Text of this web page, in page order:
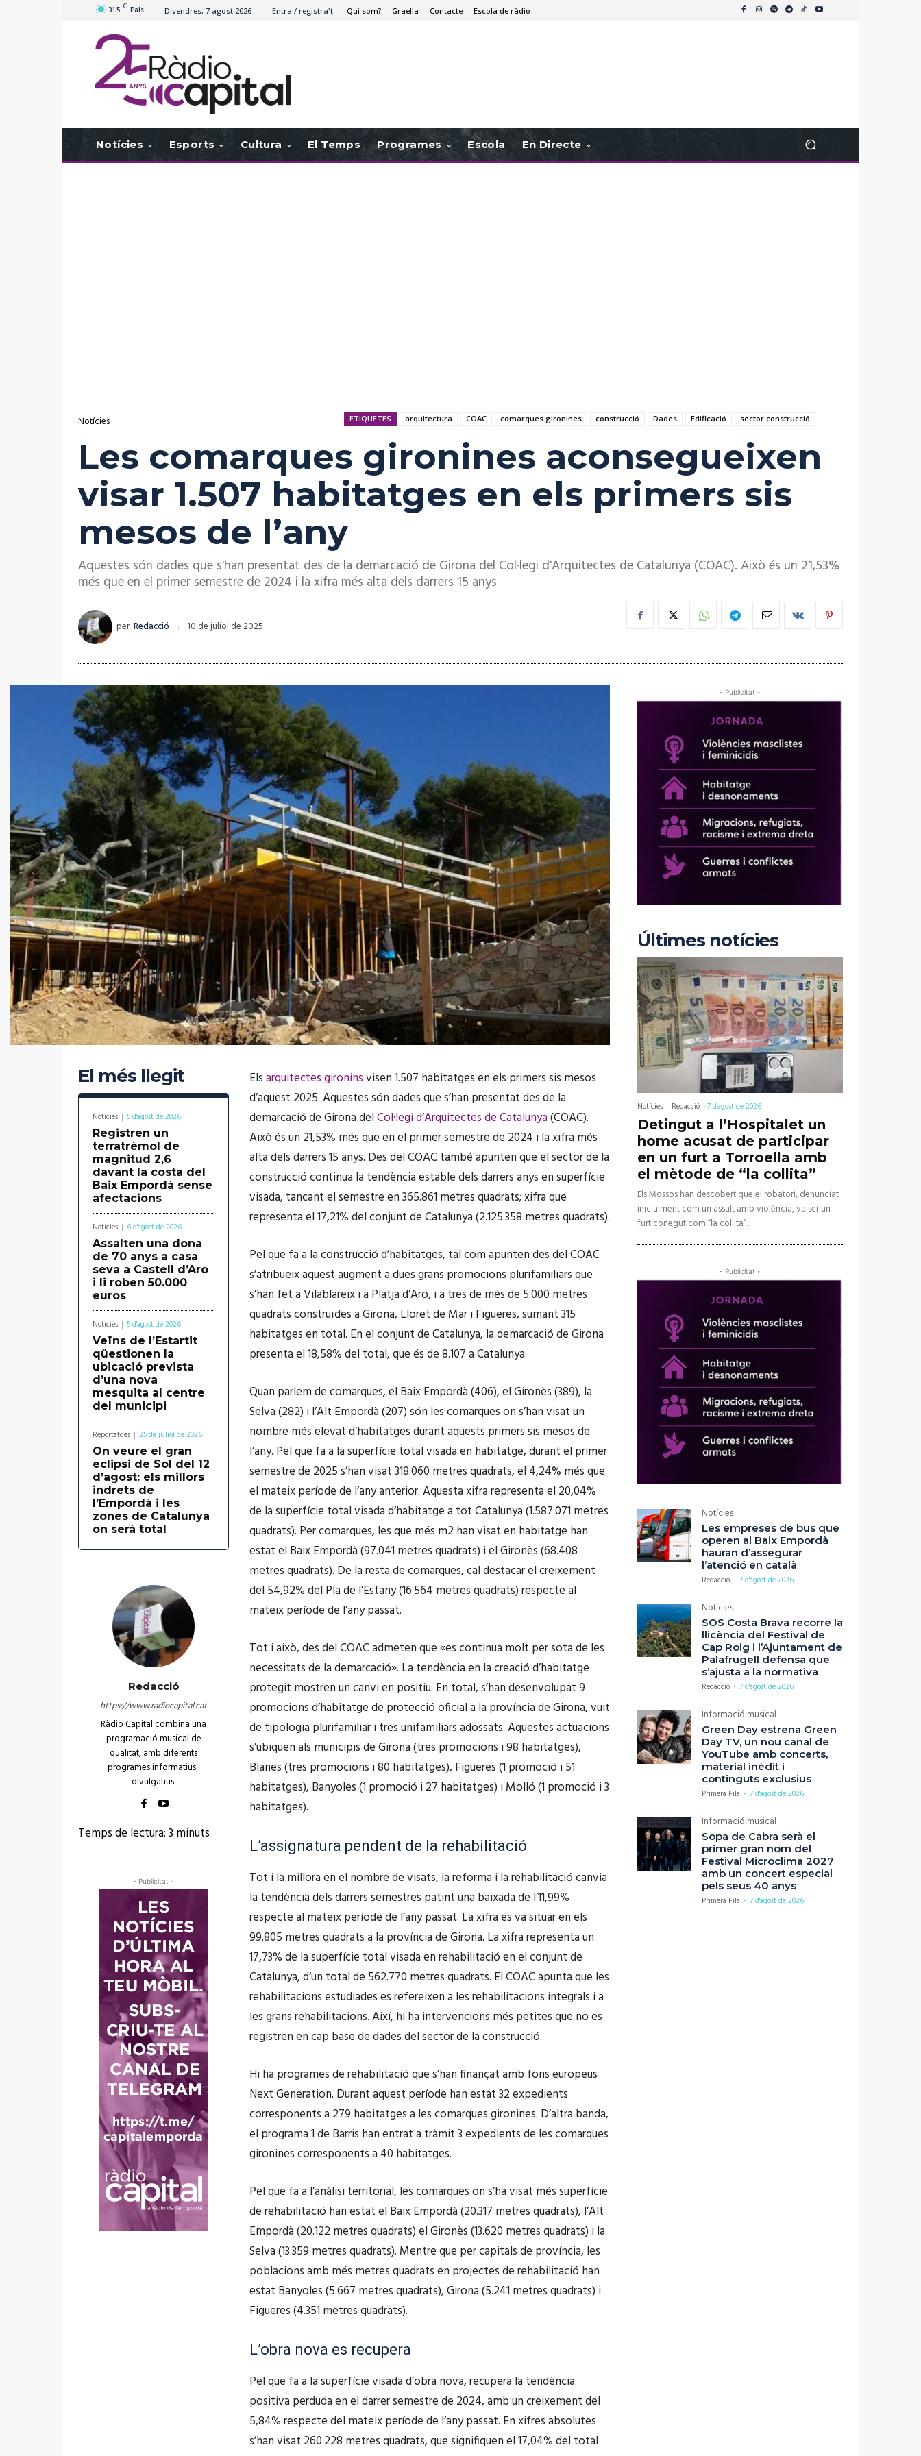
31.5 C Pals Divendres, 7 agost 2026 Entra / registra't Qui som? Graella Contacte Escola de ràdio
Notícies Esports Cultura El Temps Programes Escola En Directe
Notícies ETIQUETES arquitectura COAC comarques gironines construcció Dades Edificació sector construcció
Les comarques gironines aconsegueixen
visar 1.507 habitatges en els primers sis
mesos de l’any
Aquestes són dades que s'han presentat des de la demarcació de Girona del Col·legi d'Arquitectes de Catalunya (COAC). Això és un 21,53%
més que en el primer semestre de 2024 i la xifra més alta dels darrers 15 anys
per Redacció 10 de juliol de 2025
El més llegit
Notícies 5 d'agost de 2026
Registren un
terratrèmol de
magnitud 2,6
davant la costa del
Baix Empordà sense
afectacions
Notícies 6 d'agost de 2026
Assalten una dona
de 70 anys a casa
seva a Castell d’Aro
i li roben 50.000
euros
Notícies 5 d'agost de 2026
Veïns de l’Estartit
qüestionen la
ubicació prevista
d’una nova
mesquita al centre
del municipi
Reportatges 25 de juliol de 2026
On veure el gran
eclipsi de Sol del 12
d’agost: els millors
indrets de
l’Empordà i les
zones de Catalunya
on serà total
Redacció
https://www.radiocapital.cat
Ràdio Capital combina una
programació musical de
qualitat, amb diferents
programes informatius i
divulgatius.
Temps de lectura:3 minuts
- Publicitat -
Elsarquitectes gironinsvisen 1.507 habitatges en els primers sis mesos
d’aquest 2025. Aquestes són dades que s’han presentat des de la
demarcació de Girona delCol·legi d’Arquitectes de Catalunya(COAC).
Això és un 21,53% més que en el primer semestre de 2024 i la xifra més
alta dels darrers 15 anys. Des del COAC també apunten que el sector de la
construcció continua la tendència estable dels darrers anys en superfície
visada, tancant el semestre en 365.861 metres quadrats; xifra que
representa el 17,21% del conjunt de Catalunya (2.125.358 metres quadrats).
Pel que fa a la construcció d’habitatges, tal com apunten des del COAC
s’atribueix aquest augment a dues grans promocions plurifamiliars que
s’han fet a Vilablareix i a Platja d’Aro, i a tres de més de 5.000 metres
quadrats construïdes a Girona, Lloret de Mar i Figueres, sumant 315
habitatges en total. En el conjunt de Catalunya, la demarcació de Girona
presenta el 18,58% del total, que és de 8.107 a Catalunya.
Quan parlem de comarques, el Baix Empordà (406), el Gironès (389), la
Selva (282) i l’Alt Empordà (207) són les comarques on s’han visat un
nombre més elevat d’habitatges durant aquests primers sis mesos de
l’any. Pel que fa a la superfície total visada en habitatge, durant el primer
semestre de 2025 s’han visat 318.060 metres quadrats, el 4,24% més que
el mateix període de l’any anterior. Aquesta xifra representa el 20,04%
de la superfície total visada d’habitatge a tot Catalunya (1.587.071 metres
quadrats). Per comarques, les que més m2 han visat en habitatge han
estat el Baix Empordà (97.041 metres quadrats) i el Gironès (68.408
metres quadrats). De la resta de comarques, cal destacar el creixement
del 54,92% del Pla de l’Estany (16.564 metres quadrats) respecte al
mateix període de l’any passat.
Tot i això, des del COAC admeten que «es continua molt per sota de les
necessitats de la demarcació». La tendència en la creació d’habitatge
protegit mostren un canvi en positiu. En total, s’han desenvolupat 9
promocions d’habitatge de protecció oficial a la província de Girona, vuit
de tipologia plurifamiliar i tres unifamiliars adossats. Aquestes actuacions
s’ubiquen als municipis de Girona (tres promocions i 98 habitatges),
Blanes (tres promocions i 80 habitatges), Figueres (1 promoció i 51
habitatges), Banyoles (1 promoció i 27 habitatges) i Molló (1 promoció i 3
habitatges).
L’assignatura pendent de la rehabilitació
Tot i la millora en el nombre de visats, la reforma i la rehabilitació canvia
la tendència dels darrers semestres patint una baixada de l’11,99%
respecte al mateix període de l’any passat. La xifra es va situar en els
99.805 metres quadrats a la província de Girona. La xifra representa un
17,73% de la superfície total visada en rehabilitació en el conjunt de
Catalunya, d’un total de 562.770 metres quadrats. El COAC apunta que les
rehabilitacions estudiades es refereixen a les rehabilitacions integrals i a
les grans rehabilitacions. Així, hi ha intervencions més petites que no es
registren en cap base de dades del sector de la construcció.
Hi ha programes de rehabilitació que s’han finançat amb fons europeus
Next Generation. Durant aquest període han estat 32 expedients
corresponents a 279 habitatges a les comarques gironines. D’altra banda,
el programa 1 de Barris han entrat a tràmit 3 expedients de les comarques
gironines corresponents a 40 habitatges.
Pel que fa a l’anàlisi territorial, les comarques on s’ha visat més superfície
de rehabilitació han estat el Baix Empordà (20.317 metres quadrats), l’Alt
Empordà (20.122 metres quadrats) el Gironès (13.620 metres quadrats) i la
Selva (13.359 metres quadrats). Mentre que per capitals de província, les
poblacions amb més metres quadrats en projectes de rehabilitació han
estat Banyoles (5.667 metres quadrats), Girona (5.241 metres quadrats) i
Figueres (4.351 metres quadrats).
L’obra nova es recupera
Pel que fa a la superfície visada d’obra nova, recupera la tendència
positiva perduda en el darrer semestre de 2024, amb un creixement del
5,84% respecte del mateix període de l’any passat. En xifres absolutes
s’han visat 260.228 metres quadrats, que signifiquen el 17,04% del total
- Publicitat -
Últimes notícies
Notícies Redacció -7 d'agost de 2026
Detingut a l’Hospitalet un
home acusat de participar
en un furt a Torroella amb
el mètode de “la collita”
Els Mossos han descobert que el robatori, denunciat
inicialment com un assalt amb violència, va ser un
furt conegut com “la collita”.
- Publicitat -
Notícies
Les empreses de bus que
operen al Baix Empordà
hauran d’assegurar
l’atenció en català
Redacció - 7 d'agost de 2026
Notícies
SOS Costa Brava recorre la
llicència del Festival de
Cap Roig i l’Ajuntament de
Palafrugell defensa que
s’ajusta a la normativa
Redacció - 7 d'agost de 2026
Informació musical
Green Day estrena Green
Day TV, un nou canal de
YouTube amb concerts,
material inèdit i
continguts exclusius
Primera Fila - 7 d'agost de 2026
Informació musical
Sopa de Cabra serà el
primer gran nom del
Festival Microclima 2027
amb un concert especial
pels seus 40 anys
Primera Fila - 7 d'agost de 2026